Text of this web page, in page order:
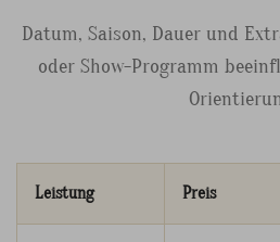
Datum, Saison, Dauer und
oder Show-Programm
Leistung Preis